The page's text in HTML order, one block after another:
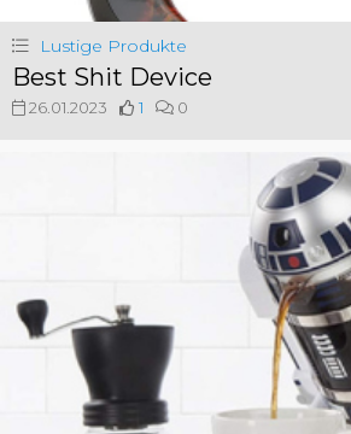
Lustige Produkte
Best Shit Device
26.01.2023 1 0